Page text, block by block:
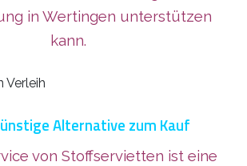
in Wertingen unterstützen
kann.
Alternative zum Kauf
von Stoffservietten ist eine